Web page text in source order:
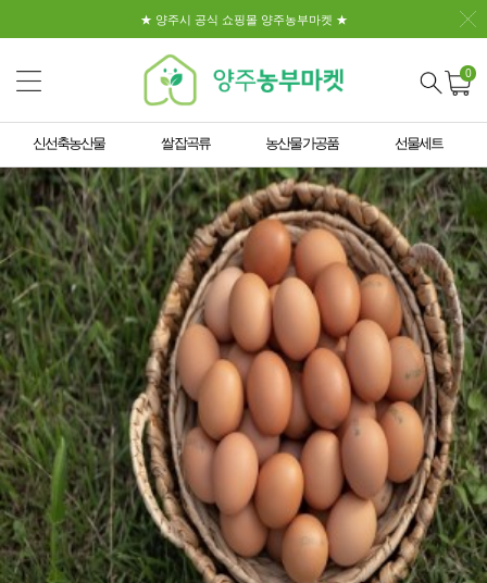
★ 양주시 공식 쇼핑몰 양주농부마켓 ★
0
신선축농산물 쌀 잡곡류 농산물 가공품 선물세트